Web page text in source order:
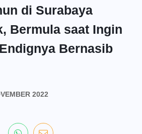
di Surabaya
Bermula saat Ingin
Bernasib
2022